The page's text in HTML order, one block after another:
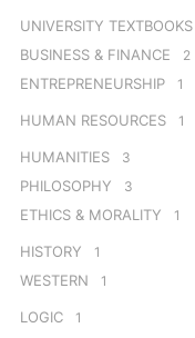
UNIVERSITY TEXTBOOKS
BUSINESS & FINANCE 2
ENTREPRENEURSHIP 1
HUMAN RESOURCES 1
HUMANITIES 3
PHILOSOPHY 3
ETHICS & MORALITY 1
HISTORY 1
WESTERN 1
LOGIC 1